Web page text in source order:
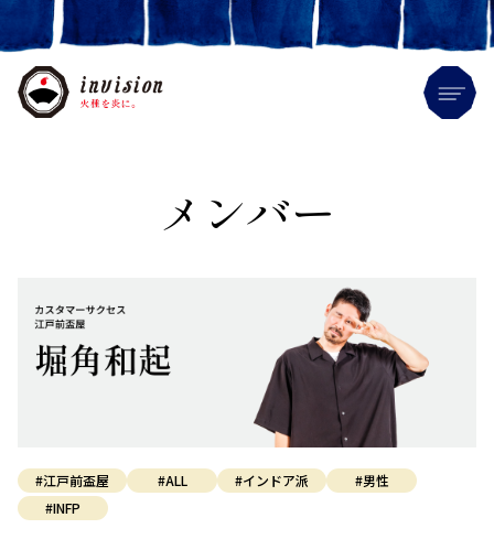
メンバー
#江戸前盃屋 #ALL #インドア派
#男性
#INFP